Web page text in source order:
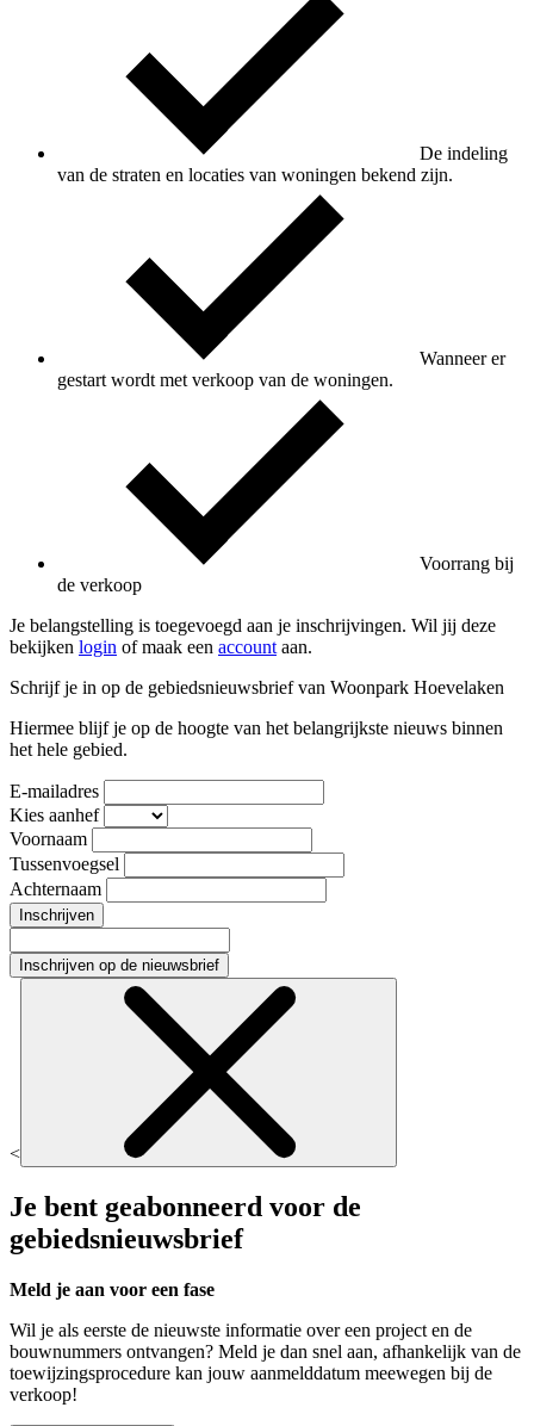
De indeling
van de straten en locaties van woningen bekend zijn.
Wanneer er
gestart wordt met verkoop van de woningen.
Voorrang bij
de verkoop
Je belangstelling is toegevoegd aan je inschrijvingen. Wil jij deze
bekijken login of maak een account aan.
Schrijf je in op de gebiedsnieuwsbrief van Woonpark Hoevelaken
Hiermee blijf je op de hoogte van het belangrijkste nieuws binnen
het hele gebied.
E-mailadres
Kies aanhef
Voornaam
Tussenvoegsel
Achternaam
Inschrijven
Inschrijven op de nieuwsbrief
<
Je bent geabonneerd voor de
gebiedsnieuwsbrief
Meld je aan voor een fase
Wil je als eerste de nieuwste informatie over een project en de
bouwnummers ontvangen? Meld je dan snel aan, afhankelijk van de
toewijzingsprocedure kan jouw aanmelddatum meewegen bij de
verkoop!